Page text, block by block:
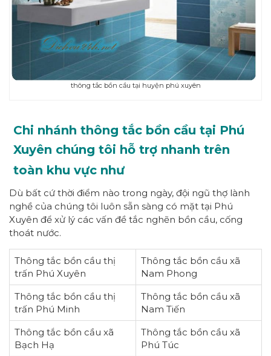
thông tắc bồn cầu tại huyện phú xuyên
Chi nhánh thông tắc bồn cầu tại Phú
Xuyên chúng tôi hỗ trợ nhanh trên
toàn khu vực như
Dù bất cứ thời điểm nào trong ngày, đội ngũ thợ lành
nghề của chúng tôi luôn sẵn sàng có mặt tại Phú
Xuyên để xử lý các vấn đề tắc nghẽn bồn cầu, cống
thoát nước.
Thông tắc bồn cầu thị
trấn Phú Xuyên
Thông tắc bồn cầu xã
Nam Phong
Thông tắc bồn cầu thị
trấn Phú Minh
Thông tắc bồn cầu xã
Nam Tiến
Thông tắc bồn cầu xã
Bạch Hạ
Thông tắc bồn cầu xã
Phú Túc